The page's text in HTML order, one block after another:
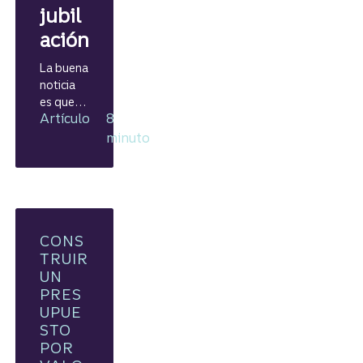
jubil
ación
La buena
noticia
es que
no debe
uno y
Artículo
8
minuto
CONS
TRUIR
UN
PRES
UPUE
STO
POR